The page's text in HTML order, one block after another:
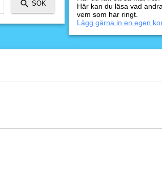
Här kan du läsa vad
vem som har ringt.
Lägg gärna in en egen